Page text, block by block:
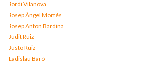
Jordi Vilanova
Josep Àngel Mortés
Josep Anton Bardina
Judit Ruiz
Justo Ruiz
Ladislau Baró